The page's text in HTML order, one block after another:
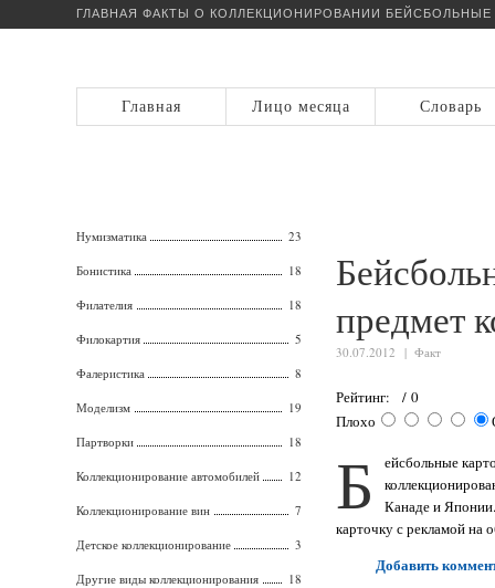
ГЛАВНАЯ ФАКТЫ О КОЛЛЕКЦИОНИРОВАНИИ БЕЙСБОЛЬНЫЕ
Главная Лицо месяца Словарь
предмет
30.07.2012 | Факт
Рейтинг: / 0
Плохо
Б
ейсбольные
Канаде и
карточку с рекламой на
Добавить
Нумизматика 23
Бонистика 18
Филателия 18
Филокартия 5
Фалеристика 8
Моделизм 19
Партворки 18
Коллекционирование автомобилей 12
Коллекционирование вин 7
Детское коллекционирование 3
Другие виды коллекционирования 18